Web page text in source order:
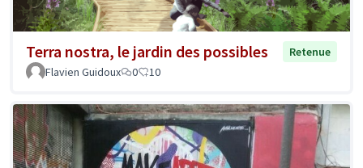
Terra nostra, le jardin des possibles
Retenue
Flavien Guidoux
0 10